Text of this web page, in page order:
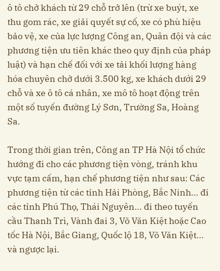
ô tô chở khách từ 29 chỗ trở lên (trừ xe buýt, xe
thu gom rác, xe giải quyết sự cố, xe có phù hiệu
bảo vệ, xe của lực lượng Công an, Quân đội và các
phương tiện ưu tiên khác theo quy định của pháp
luật) và hạn chế đối với xe tải khối lượng hàng
hóa chuyên chở dưới 3.500 kg, xe khách dưới 29
chỗ và xe ô tô cá nhân, xe mô tô hoạt động trên
một số tuyến đường Lý Sơn, Trường Sa, Hoàng
Sa.
Trong thời gian trên, Công an TP Hà Nội tổ chức
hướng đi cho các phương tiện vòng, tránh khu
vực tạm cấm, hạn chế phương tiện như sau: Các
phương tiện từ các tỉnh Hải Phòng, Bắc Ninh... đi
các tỉnh Phú Thọ, Thái Nguyên... đi theo tuyến
cầu Thanh Trì, Vành đai 3, Võ Văn Kiệt hoặc Cao
tốc Hà Nội, Bắc Giang, Quốc lộ 18, Võ Văn Kiệt...
và ngược lại.